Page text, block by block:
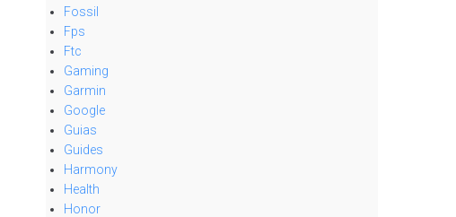
Fossil
Fps
Ftc
Gaming
Garmin
Google
Guias
Guides
Harmony
Health
Honor